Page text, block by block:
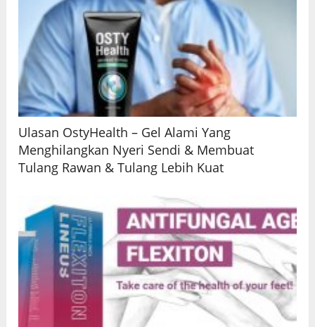
Ulasan OstyHealth – Gel Alami Yang
Menghilangkan Nyeri Sendi & Membuat
Tulang Rawan & Tulang Lebih Kuat